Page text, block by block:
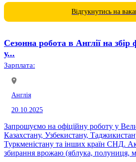
Відгукнутись на
Сезонна робота в Англії на збір
у...
Зарплата:
Англія
20.10.2025
Запрошуємо на офіційну роботу у
Казахстану, Узбекистану,
Туркменістану та інших країн СНД. Актуальні вакансії: •
збирання врожаю (яблука, полуниця,